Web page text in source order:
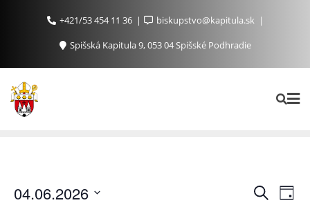
+421/53 454 11 36
biskupstvo@kapitula.sk
Spišská Kapitula 9, 053 04 Spišské Podhradie
Udalosti
Vyhľadať
Day
04.06.2026